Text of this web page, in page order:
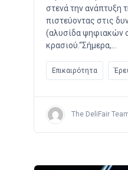
στενά την ανάπτυξη
πιστεύοντας στις
(αλυσίδα ψηφιακών
κρασιού.“Σήμερα,…
Επικαιρότητα
The DeliFair